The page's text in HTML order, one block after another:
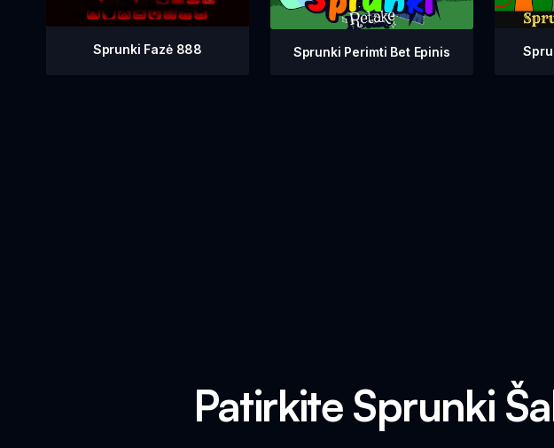
Sprunki Fazė 888 Sprunki Perimti Bet Epinis
Patirkite Sprunki